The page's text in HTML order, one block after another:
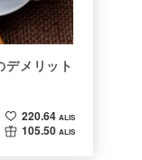
メリット
220.64 ALIS
105.50 ALIS